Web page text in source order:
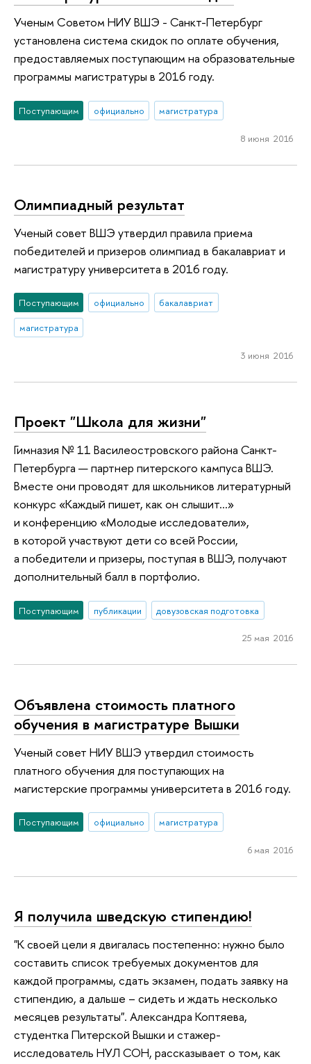
Ученым Советом НИУ ВШЭ - Санкт-Петербург
установлена система скидок по оплате обучения,
предоставляемых поступающим на образовательные
программы магистратуры в 2016 году.
Поступающим официально магистратура
8 июня 2016
Олимпиадный результат
Ученый совет ВШЭ утвердил правила приема
победителей и призеров олимпиад в бакалавриат и
магистратуру университета в 2016 году.
Поступающим официально
бакалавриат
магистратура
3 июня 2016
Проект "Школа для жизни"
Гимназия № 11 Василеостровского района Санкт-
Петербурга — партнер питерского кампуса ВШЭ.
Вместе они проводят для школьников литературный
конкурс «Каждый пишет, как он слышит...»
и конференцию «Молодые исследователи»,
в которой участвуют дети со всей России,
а победители и призеры, поступая в ВШЭ, получают
дополнительный балл в портфолио.
Поступающим публикации довузовская подготовка
25 мая 2016
Объявлена стоимость платного
обучения в магистратуре Вышки
Ученый совет НИУ ВШЭ утвердил стоимость
платного обучения для поступающих на
магистерские программы университета в 2016 году.
Поступающим официально магистратура
6 мая 2016
Я получила шведскую стипендию!
"К своей цели я двигалась постепенно: нужно было
составить список требуемых документов для
каждой программы, сдать экзамен, подать заявку на
стипендию, а дальше – сидеть и ждать несколько
месяцев результаты". Александра Коптяева,
студентка Питерской Вышки и стажер-
исследователь НУЛ СОН, рассказывает о том, как